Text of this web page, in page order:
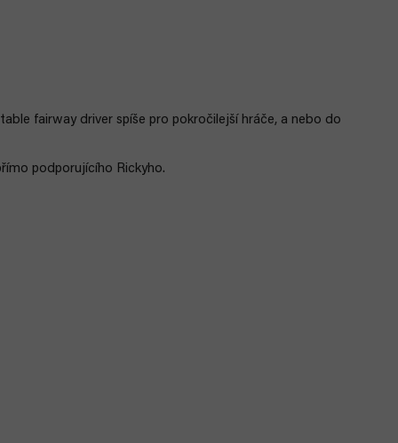
fairway driver spíše pro pokročilejší hráče, a nebo do
podporujícího Rickyho.